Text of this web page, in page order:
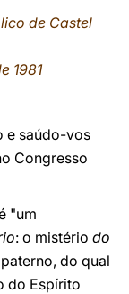
de Castel
1981
e saúdo-vos
Congresso
"um
: o mistério do
do qual
do Espírito